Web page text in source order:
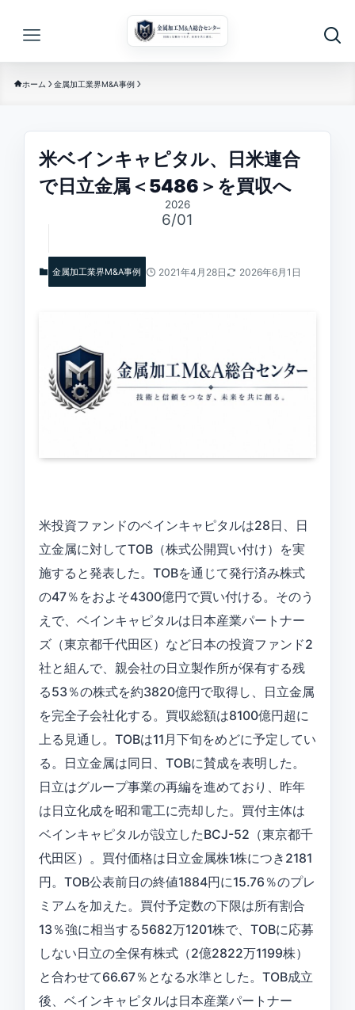
ホーム 金属加工業界M&A事例
米ベインキャピタル、日米連合
で日立金属＜5486＞を買収へ
2026
6/01
金属加工業界M&A事例 2021年4月28日 2026年6月1日
米投資ファンドのベインキャピタルは28日、日
立金属に対してTOB（株式公開買い付け）を実
施すると発表した。TOBを通じて発行済み株式
の47％をおよそ4300億円で買い付ける。そのう
えで、ベインキャピタルは日本産業パートナー
ズ（東京都千代田区）など日本の投資ファンド2
社と組んで、親会社の日立製作所が保有する残
る53％の株式を約3820億円で取得し、日立金属
を完全子会社化する。買収総額は8100億円超に
上る見通し。TOBは11月下旬をめどに予定してい
る。日立金属は同日、TOBに賛成を表明した。
日立はグループ事業の再編を進めており、昨年
は日立化成を昭和電工に売却した。買付主体は
ベインキャピタルが設立したBCJ-52（東京都千
代田区）。買付価格は日立金属株1株につき2181
円。TOB公表前日の終値1884円に15.76％のプレ
ミアムを加えた。買付予定数の下限は所有割合
13％強に相当する5682万1201株で、TOBに応募
しない日立の全保有株式（2億2822万1199株）
と合わせて66.67％となる水準とした。TOB成立
後、ベインキャピタルは日本産業パートナー